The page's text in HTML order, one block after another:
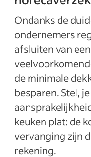
Ondanks de
ondernemers
afsluiten van
de minimale
besparen. Stel,
keuken plat: de
vervanging zijn
rekening.